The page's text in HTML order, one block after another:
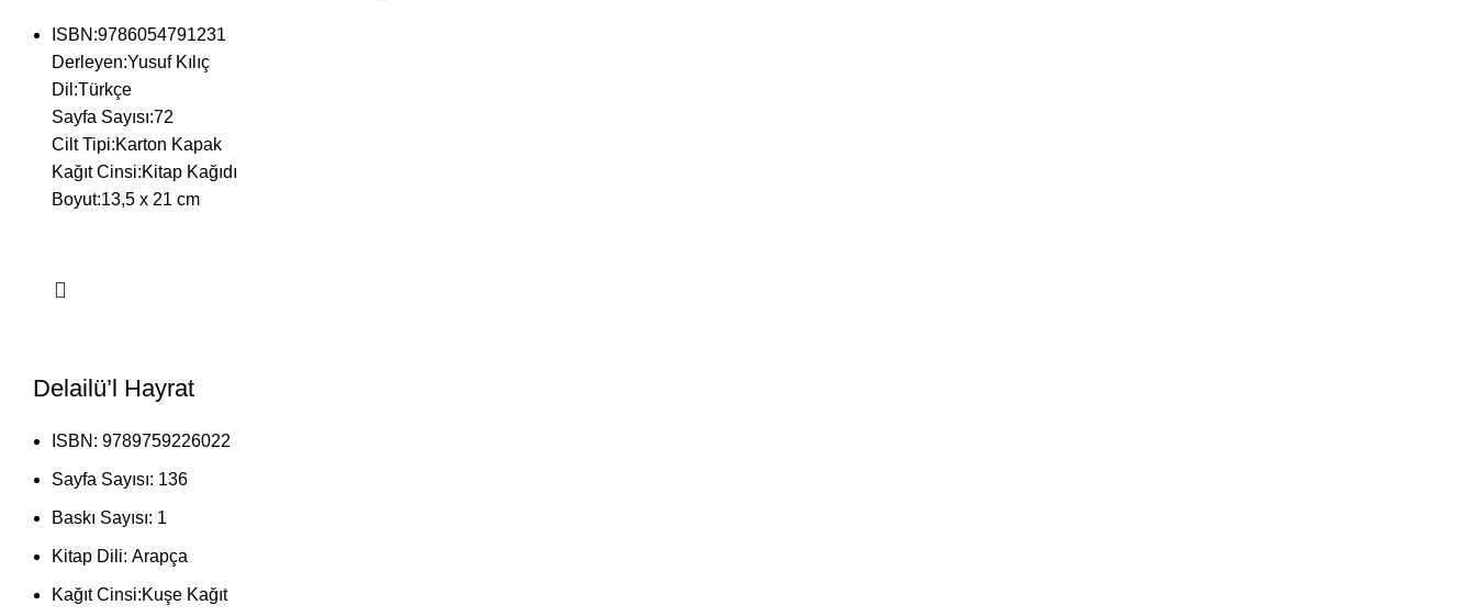
ISBN:9786054791231
Derleyen:Yusuf Kılıç
Dil:Türkçe
Sayfa Sayısı:72
Cilt Tipi:Karton Kapak
Kağıt Cinsi:Kitap Kağıdı
Boyut:13,5 x 21 cm
Delailü’l Hayrat
ISBN: 9789759226022
Sayfa Sayısı: 136
Baskı Sayısı: 1
Kitap Dili: Arapça
Kağıt Cinsi:Kuşe Kağıt